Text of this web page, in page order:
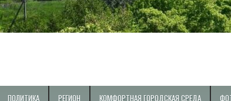
ПОЛИТИКА РЕГИОН КОМФОРТНАЯ ГОРОДСКАЯ СРЕДА